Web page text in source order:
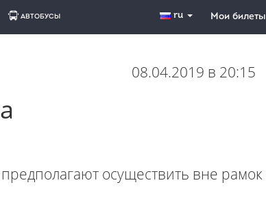
АВТОБУСЫ ru Мои билеты
08.04.2019 в 20:15
осуществить вне рамок